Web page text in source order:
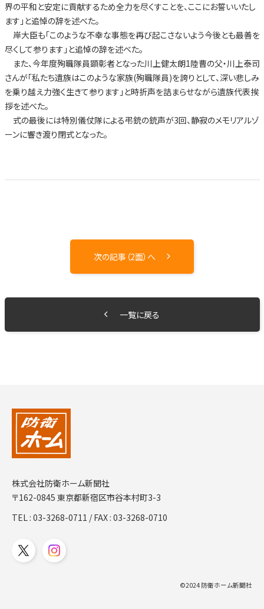
界の平和と安定に貢献するため全力を尽くすことを、ここにお誓いいたし
ます」と追悼の辞を述べた。
岸大臣も「このような不幸な事態を再び起こさないよう今後とも最善を
尽くして参ります」と追悼の辞を述べた。
また、今年度殉職隊員顕彰者となった川上健太朗1陸曹の父・川上泰司
さんが「私たち遺族はこのような家族(殉職隊員)を誇りとして、深い悲しみ
を乗り越え力強く生きて参ります」と時折声を詰まらせながら遺族代表挨
拶を述べた。
式の最後には特別儀仗隊による弔銃の銃声が3回、静寂のメモリアルゾ
ーンに響き渡り閉式となった。
次の記事（2面）へ
一覧に戻る
株式会社防衛ホーム新聞社
〒162-0845 東京都新宿区市谷本村町3-3
TEL :03-3268-0711 / FAX : 03-3268-0710
©2024 防衛ホーム新聞社